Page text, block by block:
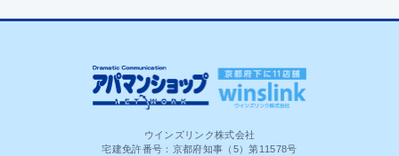
ウインズリンク株式会社
宅建免許番号：京都府知事（5）第11578号